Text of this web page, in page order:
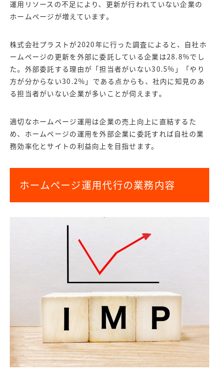
運用リソースの不足により、更新が行われていない企業の
ホームページが増えています。
株式会社プラストが2020年に行った調査によると、自社ホ
ームページの更新を外部に委託している企業は28.8%でし
た。外部委託する理由が「担当者がいない30.5%」「やり
方が分からない30.2%」である点からも、社内に知見のあ
る担当者がいない企業が多いことが伺えます。
適切なホームページ運用は企業の売上向上に直結するた
め、ホームページの運用を外部企業に委託すれば自社の業
務効率化とサイトの利益向上を目指せます。
ホームページ運用代行の業務内容